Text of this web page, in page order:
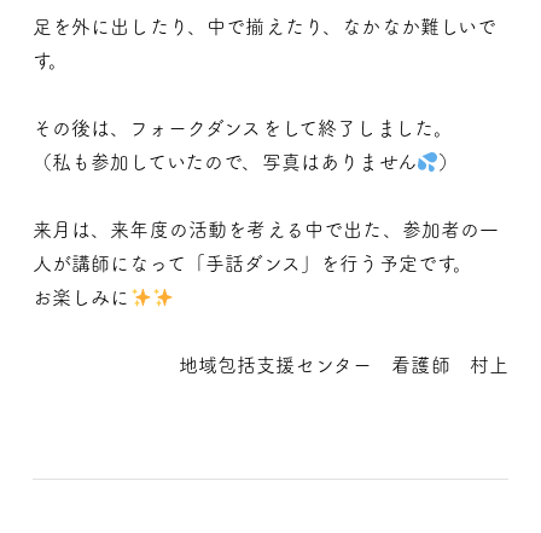
足を外に出したり、中で揃えたり、なかなか難しいで
す。
その後は、フォークダンスをして終了しました。
（私も参加していたので、写真はありません
）
来月は、来年度の活動を考える中で出た、参加者の一
人が講師になって「手話ダンス」を行う予定です。
お楽しみに
地域包括支援センター 看護師 村上